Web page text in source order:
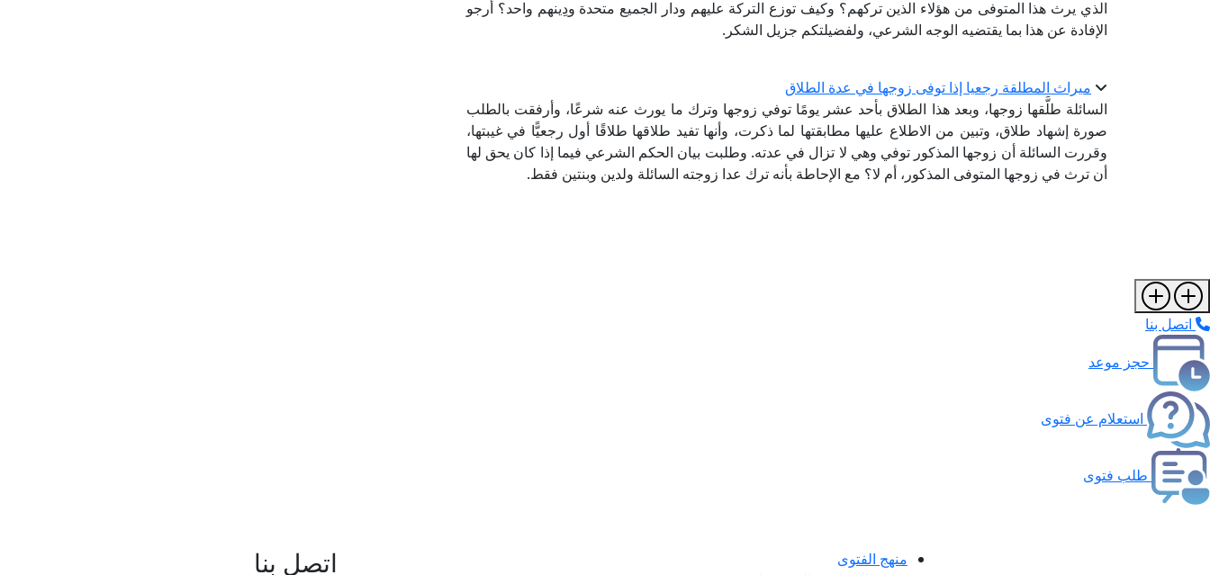
الذي يرث هذا المتوفى من هؤلاء الذين تركهم؟ وكيف توزع التركة عليهم ودار الجميع متحدة ودِينهم واحد؟ أرجو
الإفادة عن هذا بما يقتضيه الوجه الشرعي، ولفضيلتكم جزيل الشكر.
ميراث المطلقة رجعيا إذا توفى زوجها في عدة الطلاق
السائلة طلَّقها زوجها، وبعد هذا الطلاق بأحد عشر يومًا توفي زوجها وترك ما يورث عنه شرعًا، وأرفقت بالطلب
صورة إشهاد طلاق، وتبين من الاطلاع عليها مطابقتها لما ذكرت، وأنها تفيد طلاقها طلاقًا أول رجعيًّا في غيبتها،
وقررت السائلة أن زوجها المذكور توفي وهي لا تزال في عدته. وطلبت بيان الحكم الشرعي فيما إذا كان يحق لها
أن ترث في زوجها المتوفى المذكور، أم لا؟ مع الإحاطة بأنه ترك عدا زوجته السائلة ولدين وبنتين فقط.
اتصل بنا
حجز موعد
استعلام عن فتوى
طلب فتوى
منهج الفتوى
اتصل بنا